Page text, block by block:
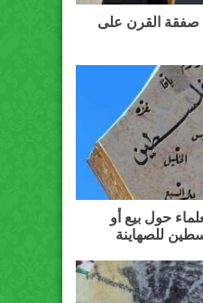
صفقة القرن على
حول بيع أو
للصهاينة